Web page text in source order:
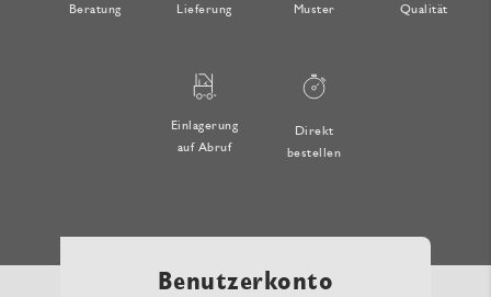
Beratung
Lieferung
Muster
Qualität
Einlagerung
auf Abruf
Direkt
bestellen
Benutzerkonto